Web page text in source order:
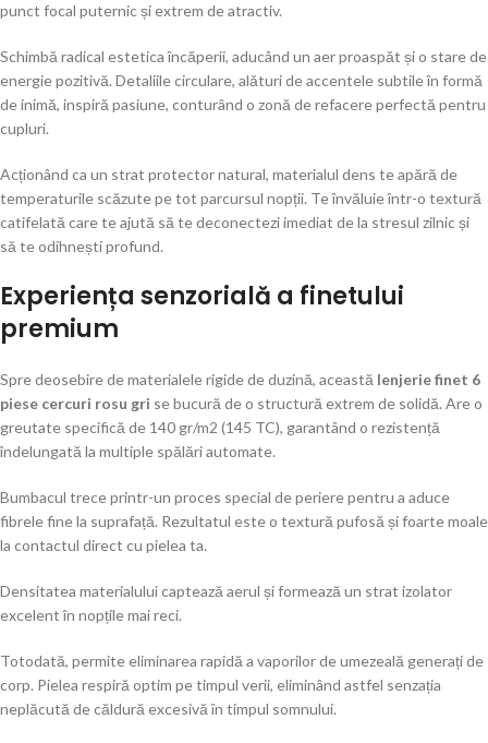
punct focal puternic și extrem de atractiv.
Schimbă radical estetica încăperii, aducând un aer proaspăt și o stare de
energie pozitivă. Detaliile circulare, alături de accentele subtile în formă
de inimă, inspiră pasiune, conturând o zonă de refacere perfectă pentru
cupluri.
Acționând ca un strat protector natural, materialul dens te apără de
temperaturile scăzute pe tot parcursul nopții. Te învăluie într-o textură
catifelată care te ajută să te deconectezi imediat de la stresul zilnic și
să te odihnești profund.
Experiența senzorială a finetului
premium
Spre deosebire de materialele rigide de duzină, această lenjerie finet 6
piese cercuri rosu gri se bucură de o structură extrem de solidă. Are o
greutate specifică de 140 gr/m2 (145 TC), garantând o rezistență
îndelungată la multiple spălări automate.
Bumbacul trece printr-un proces special de periere pentru a aduce
fibrele fine la suprafață. Rezultatul este o textură pufosă și foarte moale
la contactul direct cu pielea ta.
Densitatea materialului captează aerul și formează un strat izolator
excelent în nopțile mai reci.
Totodată, permite eliminarea rapidă a vaporilor de umezeală generați de
corp. Pielea respiră optim pe timpul verii, eliminând astfel senzația
neplăcută de căldură excesivă în timpul somnului.